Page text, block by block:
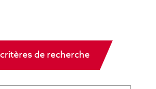
de recherche